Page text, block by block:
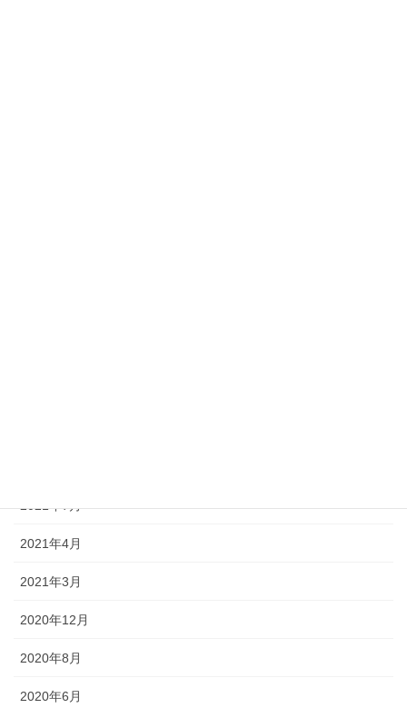
2021年7月
2021年4月
2021年3月
2020年12月
2020年8月
2020年6月